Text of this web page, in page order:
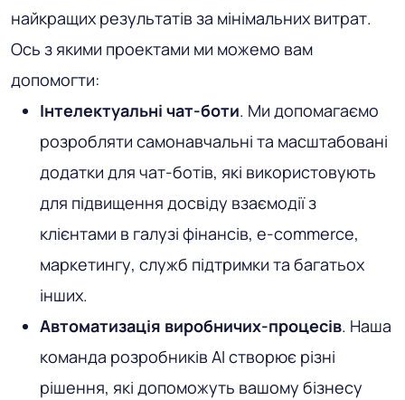
найкращих результатів за мінімальних витрат.
Ось з якими проектами ми можемо вам
допомогти:
Інтелектуальні чат-боти. Ми допомагаємо
розробляти самонавчальні та масштабовані
додатки для чат-ботів, які використовують
для підвищення досвіду взаємодії з
клієнтами в галузі фінансів, e-commerce,
маркетингу, служб підтримки та багатьох
інших.
Автоматизація виробничих-процесів. Наша
команда розробників AI створює різні
рішення, які допоможуть вашому бізнесу